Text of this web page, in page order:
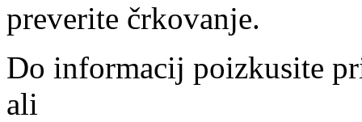
preverite črkovanje.
Do informacij poizkusite
ali